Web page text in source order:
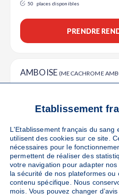
50 places disponibles
PRENDRE
AMBOISE(MECACHROME
places disponibles
PRENDRE
ONZAIN(ONZAIN - Salle
Etablissement
L'Etablissement français du sang
utilisent des cookies sur ce site.
nécessaires pour le
permettent de réaliser des
votre navigation pour adapter
la sécurité de nos plateformes ou
contenu spécifique. Nous
mois. Vous pouvez changer